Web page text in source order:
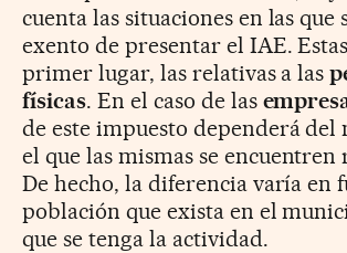
cuenta las situaciones en las que
exento de presentar el IAE.
primer lugar, las relativas a las
físicas. En el caso de las
de este impuesto dependerá
el que las mismas se encuentren
De hecho, la diferencia varía en
población que exista en el
que se tenga la actividad.